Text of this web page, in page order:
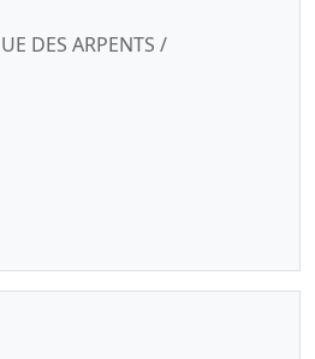
DES ARPENTS /